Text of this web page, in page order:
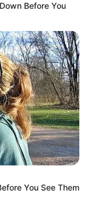
Before You
You See Them